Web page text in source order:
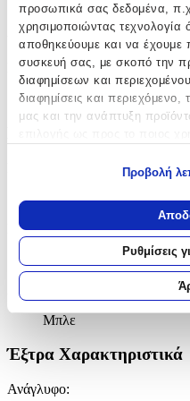
προσωπικά σας δεδομένα,
χρησιμοποιώντας
αποθηκεύουμε και να έχουμε
συσκευή σας, με σκοπό την
διαφημίσεων και
διαφημίσεις και
μας και την ανάπτυξη
Να συλλέξουμε
σας τοποθεσία, οι οποίες
απόσταση μερικών μέτρων
Να αναγνωρίσουμε
για συγκεκριμένα
Μάθετε περισσότερα σχετικά
προσωπικών σας δεδομένων
ανακαλέσετε τη
Προβολή
Ρυθμίσεις
Χαρακτηριστικά
Κατασκευαστής :
Ezzo
Συνθετικό
Κατασκευή:
Μπλε
Έξτρα Χαρακτηριστικά
Ανάγλυφο: